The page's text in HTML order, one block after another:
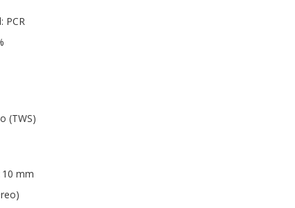
PCR
(TWS)
mm